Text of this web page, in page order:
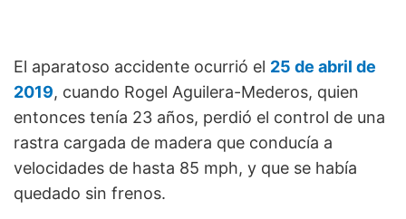
El aparatoso accidente ocurrió el 25 de abril de
2019, cuando Rogel Aguilera-Mederos, quien
entonces tenía 23 años, perdió el control de una
rastra cargada de madera que conducía a
velocidades de hasta 85 mph, y que se había
quedado sin frenos.